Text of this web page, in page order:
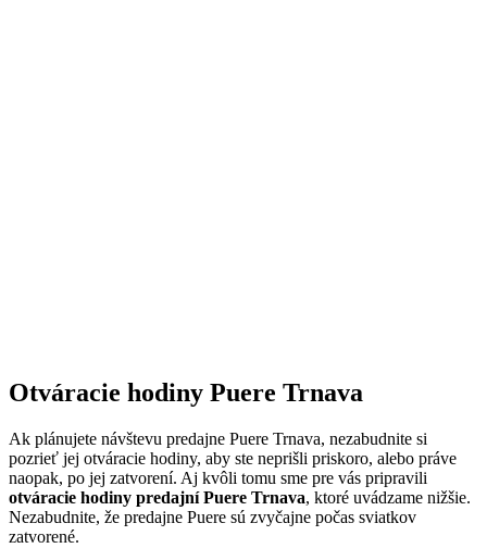
Otváracie hodiny Puere Trnava
Ak plánujete návštevu predajne Puere Trnava, nezabudnite si
pozrieť jej otváracie hodiny, aby ste neprišli priskoro, alebo práve
naopak, po jej zatvorení. Aj kvôli tomu sme pre vás pripravili
otváracie hodiny predajní Puere Trnava, ktoré uvádzame nižšie.
Nezabudnite, že predajne Puere sú zvyčajne počas sviatkov
zatvorené.